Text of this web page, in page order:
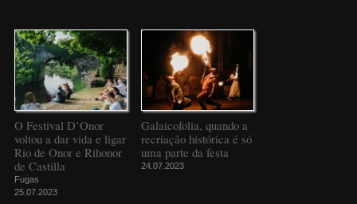
O Festival D’Onor
voltou a dar vida e ligar
Rio de Onor e Rihonor
de Castilla
Fugas
25.07.2023
Galaicofolia, quando a
recriação histórica é só
uma parte da festa
24.07.2023